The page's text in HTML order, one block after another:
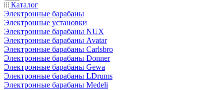
Каталог
Электронные барабаны
Электронные установки
Электронные барабаны NUX
Электронные барабаны Avatar
Электронные барабаны Carlsbro
Электронные барабаны Donner
Электронные барабаны Gewa
Электронные барабаны LDrums
Электронные барабаны Medeli